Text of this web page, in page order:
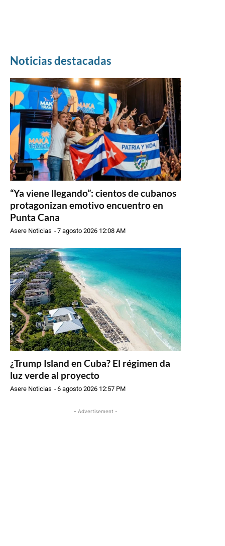
Noticias destacadas
“Ya viene llegando”: cientos de cubanos
protagonizan emotivo encuentro en
Punta Cana
Asere Noticias -7 agosto 2026 12:08 AM
¿Trump Island en Cuba? El régimen da
luz verde al proyecto
Asere Noticias -6 agosto 2026 12:57 PM
- Advertisement -